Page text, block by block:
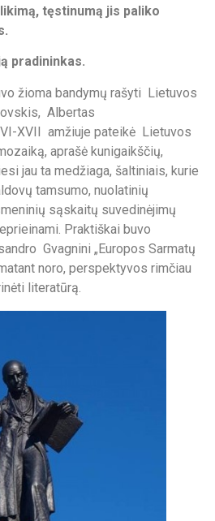
tęstinumą jis paliko
pradininkas.
žioma bandymų rašyti Lietuvos
Albertas
XVII amžiuje pateikė Lietuvos
aprašė kunigaikščių,
jau ta medžiaga, šaltiniais, kurie
tamsumo, nuolatinių
sąskaitų suvedinėjimų
Praktiškai buvo
Gvagnini „Europos Sarmatų
noro, perspektyvos rimčiau
literatūrą.